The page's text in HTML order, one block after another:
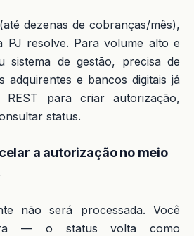
dezenas de cobranças/mês),
PJ resolve. Para volume alto e
sistema de gestão, precisa de
adquirentes e bancos digitais já
REST para criar autorização,
status.
a autorização no meio
não será processada. Você
— o status volta como